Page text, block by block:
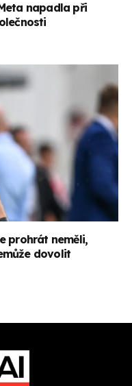
napadla při
prohrát neměli,
dovolit